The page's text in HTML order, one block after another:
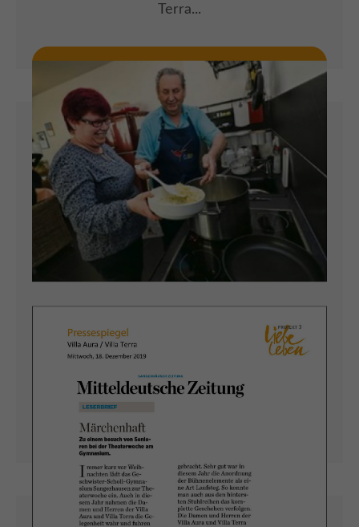
Terra...
ARTIKEL LESEN
LINSEN EINMAL ANDERS IM
"TREFFPUNKT SÜD"
ARTIKEL LESEN